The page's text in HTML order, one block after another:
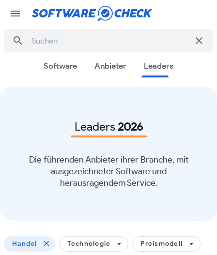
menu
clear
search
Software Anbieter Leaders
Leaders 2026
Die führenden Anbieter ihrer Branche, mit
ausgezeichneter Software und
herausragendem Service.
Handel close Technologie arrow_drop_down Preismodell arrow_drop_down